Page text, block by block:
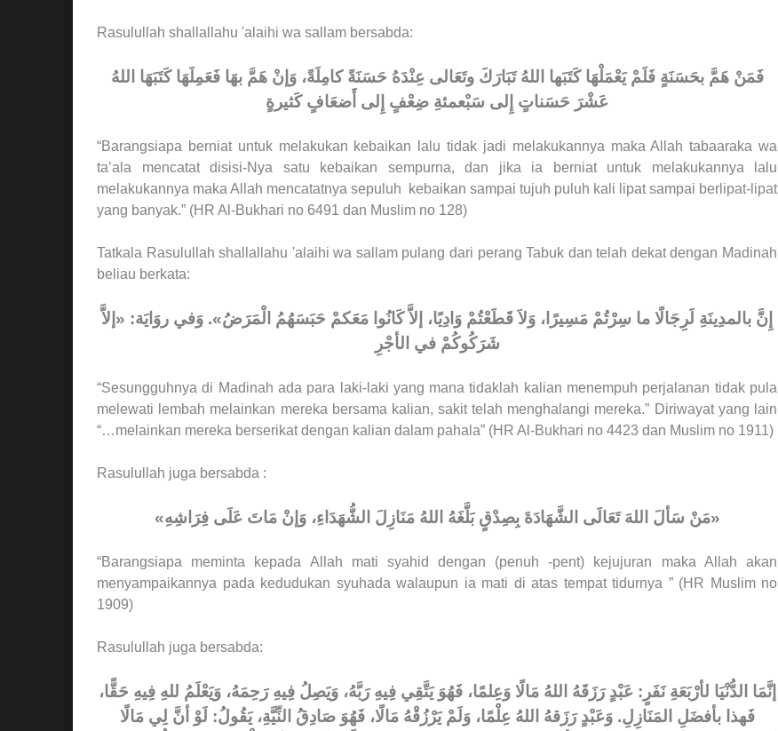
Rasulullah shallallahu 'alaihi wa sallam bersabda:
فَمَنْ هَمَّ بحَسَنَةٍ فَلَمْ يَعْمَلْهَا كَتَبَها اللهُ تَبَارَكَ وتَعَالى عِنْدَهُ حَسَنَةً كامِلَةً، وَإنْ هَمَّ بهَا فَعَمِلَهَا كَتَبَهَا اللهُ
عَشْرَ حَسَناتٍ إِلى سَبْعمئةِ ضِعْفٍ إِلى أَضعَافٍ كَثيرةٍ
“Barangsiapa berniat untuk melakukan kebaikan lalu tidak jadi melakukannya maka Allah tabaaraka wa
ta’ala mencatat disisi-Nya satu kebaikan sempurna, dan jika ia berniat untuk melakukannya lalu
melakukannya maka Allah mencatatnya sepuluh kebaikan sampai tujuh puluh kali lipat sampai berlipat-lipat
yang banyak.” (HR Al-Bukhari no 6491 dan Muslim no 128)
Tatkala Rasulullah shallallahu 'alaihi wa sallam pulang dari perang Tabuk dan telah dekat dengan Madinah
beliau berkata:
إِنَّ بالمدِينَةِ لَرِجَالًا ما سِرْتُمْ مَسِيرًا، وَلاَ قَطَعْتُمْ وَادِيًا، إلاَّ كَانُوا مَعَكمْ حَبَسَهُمُ الْمَرَضُ». وَفي روَايَة: «إلاَّ
شَرَكُوكُمْ في الأجْرِ
“Sesungguhnya di Madinah ada para laki-laki yang mana tidaklah kalian menempuh perjalanan tidak pula
melewati lembah melainkan mereka bersama kalian, sakit telah menghalangi mereka.” Diriwayat yang lain
“…melainkan mereka berserikat dengan kalian dalam pahala” (HR Al-Bukhari no 4423 dan Muslim no 1911)
Rasulullah juga bersabda :
«مَنْ سَألَ اللهَ تَعَالَى الشَّهَادَةَ بِصِدْقٍ بَلَّغَهُ اللهُ مَنَازِلَ الشُّهَدَاءِ، وَإنْ مَاتَ عَلَى فِرَاشِهِ»
“Barangsiapa meminta kepada Allah mati syahid dengan (penuh -pent) kejujuran maka Allah akan
menyampaikannya pada kedudukan syuhada walaupun ia mati di atas tempat tidurnya ” (HR Muslim no
1909)
Rasulullah juga bersabda:
إنَّمَا الدُّنْيَا لأرْبَعَةِ نَفَرٍ: عَبْدٍ رَزَقَهُ اللهُ مَالًا وَعِلمًا، فَهُوَ يَتَّقِي فِيهِ رَبَّهُ، وَيَصِلُ فِيهِ رَحِمَهُ، وَيَعْلَمُ للهِ فِيهِ حَقًّا،
فَهذا بأفضَلِ المَنَازِلِ. وَعَبْدٍ رَزَقهُ اللهُ عِلْمًا، وَلَمْ يَرْزُقْهُ مَالًا، فَهُوَ صَادِقُ النِّيَّةِ، يَقُولُ: لَوْ أنَّ لِي مَالًا